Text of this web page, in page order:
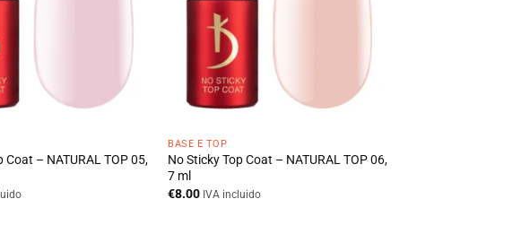
Coat – NATURAL TOP 05,
BASE E TOP
No Sticky Top Coat – NATURAL TOP 06,
7 ml
€8.00 IVA incluido